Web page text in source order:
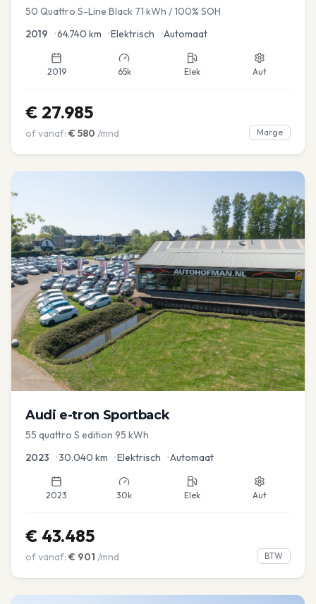
50 Quattro S-Line Black 71 kWh / 100% SOH
2019 •64.740 km •Elektrisch •Automaat
2019 65k Elek Aut
€ 27.985
of vanaf: € 580 /mnd Marge
Audi e-tron Sportback
55 quattro S edition 95 kWh
2023 •30.040 km •Elektrisch •Automaat
2023 30k Elek Aut
€ 43.485
of vanaf: € 901 /mnd BTW